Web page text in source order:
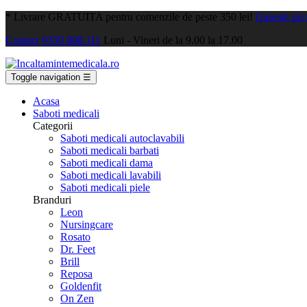
* Livrare GRATUITA pentru comenzile de peste 350 lei! Gaseste un
Contact 0359 808 111 Luni - Vineri de la 9.00 la 17.00
Toggle navigation ☰
Acasa
Saboti medicali
Categorii
Saboti medicali autoclavabili
Saboti medicali barbati
Saboti medicali dama
Saboti medicali lavabili
Saboti medicali piele
Branduri
Leon
Nursingcare
Rosato
Dr. Feet
Brill
Reposa
Goldenfit
On Zen